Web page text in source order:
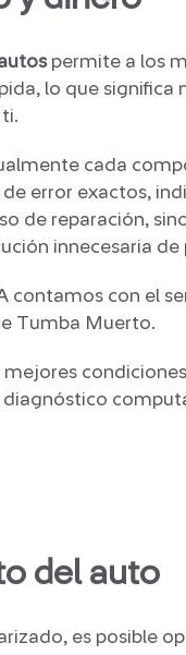
permite a los
lo que significa
cada
error exactos,
de reparación,
innecesaria de
contamos con el
Tumba Muerto.
del auto
es posible